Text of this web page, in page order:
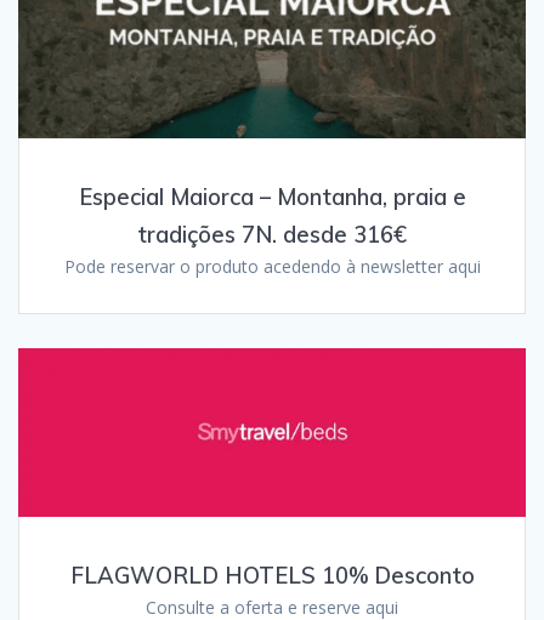
Especial Maiorca – Montanha, praia e
tradições 7N. desde 316€
Pode reservar o produto acedendo à newsletter aqui
FLAGWORLD HOTELS 10% Desconto
Consulte a oferta e reserve aqui